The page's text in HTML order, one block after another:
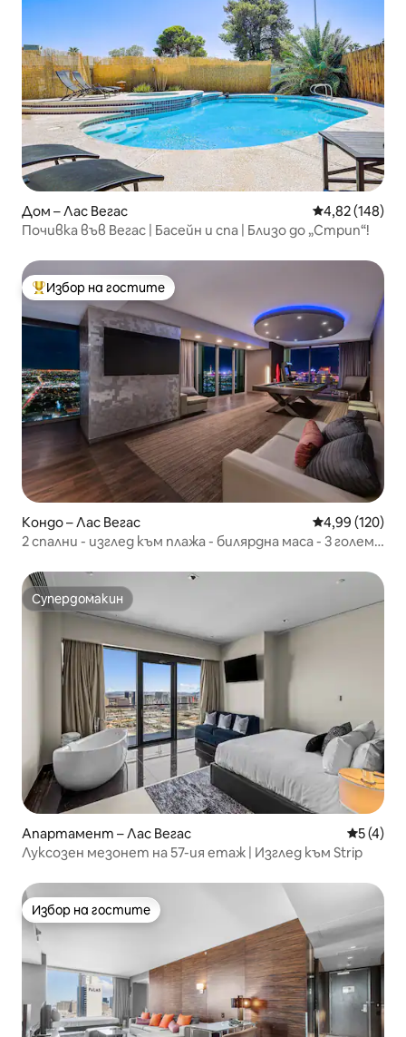
Дом – Лас Вегас Средна
4,82 (148)
Почивка във Вегас | Басейн и спа | Близо до „Стрип“!
Най-популярен избор на гостите
Избор на гостите
Кондо – Лас Вегас Средна
4,99 (120)
2 спални - изглед към плажа - билярдна маса - 3 големи
Супердомакин
Супердомакин
Апартамент – Лас Вегас Средна
5 (4)
Луксозен мезонет на 57-ия етаж | Изглед към Strip
Избор на гостите
Избор на гостите